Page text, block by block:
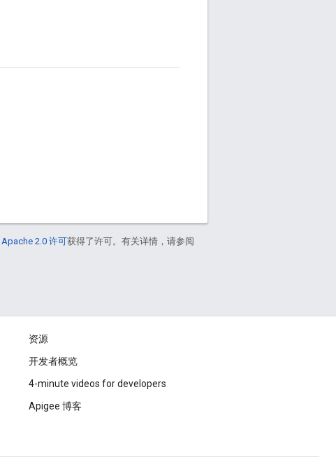
Apache 2.0 许可获得了许可。有关详情，请参阅
资源
开发者概览
4-minute videos for developers
Apigee 博客